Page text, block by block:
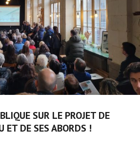
SUR LE PROJET DE
ET DE SES ABORDS !